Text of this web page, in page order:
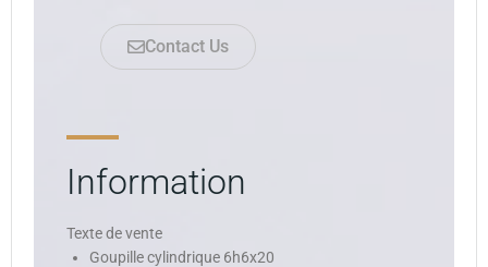
Contact Us
Information
Texte de vente
Goupille cylindrique 6h6x20